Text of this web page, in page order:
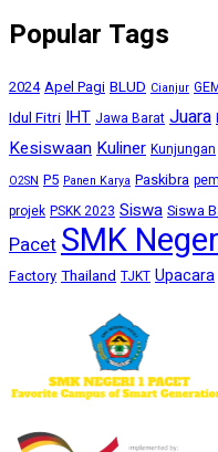
Popular Tags
2024 Apel Pagi BLUD Cianjur
Idul Fitri IHT Jawa Barat Juara
Kesiswaan Kuliner Kunjungan
O2SN P5 Panen Karya Paskibra
projek PSKK 2023 Siswa Siswa
PacetSMK
Factory Thailand TJKT Upacara